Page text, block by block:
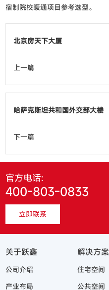
宿制院校暖通项目参考选型。
北京房天下大厦
上一篇
哈萨克斯坦共和国外交部大楼
下一篇
官方电话:
400-803-0833
立即联系
关于跃鑫
公司介绍
产业布局
解决方案
住宅空间
公共空间